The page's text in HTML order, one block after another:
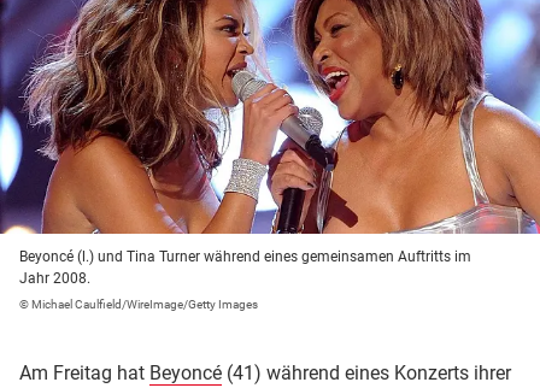
Beyoncé (l.) und Tina Turner während eines gemeinsamen Auftritts im
Jahr 2008.
© Michael Caulfield/WireImage/Getty Images
Am Freitag hat Beyoncé (41) während eines Konzerts ihrer